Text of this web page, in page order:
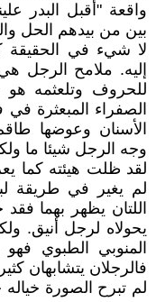
واقعة "أقبل البدر
بين من بيدهم الحل
لا شيء في الحقيقة
إليه. ملامح
للحروف وتلعثمه
الصفراء المبعثرة
الأسنان وعوضها
وجه الرجل شيئا ما
لقد ظلت هيئته كما
لم يغير في طريقة
اللتان يظهر بهما
يحولاه لرجل أنيق.
المنوبي الطبوي
فالرجلان يتشابهان
لم تبرح الصورة خياله